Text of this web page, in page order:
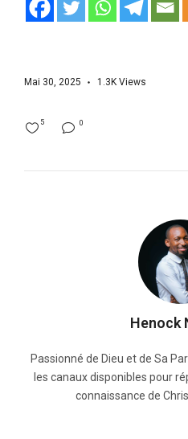
Mai 30, 2025 1.3K Views
0
5
Henock
Passionné de Dieu et de Sa
les canaux disponibles pour
connaissance de